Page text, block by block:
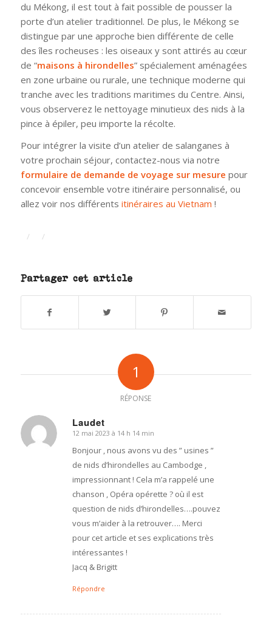
du Mékong, il est tout à fait possible de pousser la
porte d’un atelier traditionnel. De plus, le Mékong se
distingue par une approche bien différente de celle
des îles rocheuses : les oiseaux y sont attirés au cœur
de “maisons à hirondelles” spécialement aménagées
en zone urbaine ou rurale, une technique moderne qui
tranche avec les traditions maritimes du Centre. Ainsi,
vous observerez le nettoyage minutieux des nids à la
pince à épiler, peu importe la récolte.
Pour intégrer la visite d’un atelier de salanganes à
votre prochain séjour, contactez-nous via notre
formulaire de demande de voyage sur mesure pour
concevoir ensemble votre itinéraire personnalisé, ou
allez voir nos différents itinéraires au Vietnam !
/ /
Partager cet article
1
RÉPONSE
Laudet
dit
:
12 mai 2023 à 14 h 14 min
Bonjour , nous avons vu des ” usines ”
de nids d’hirondelles au Cambodge ,
impressionnant ! Cela m’a rappelé une
chanson , Opéra opérette ? où il est
question de nids d’hirondelles….pouvez
vous m’aider à la retrouver…. Merci
pour cet article et ses explications très
intéressantes !
Jacq & Brigitt
Répondre